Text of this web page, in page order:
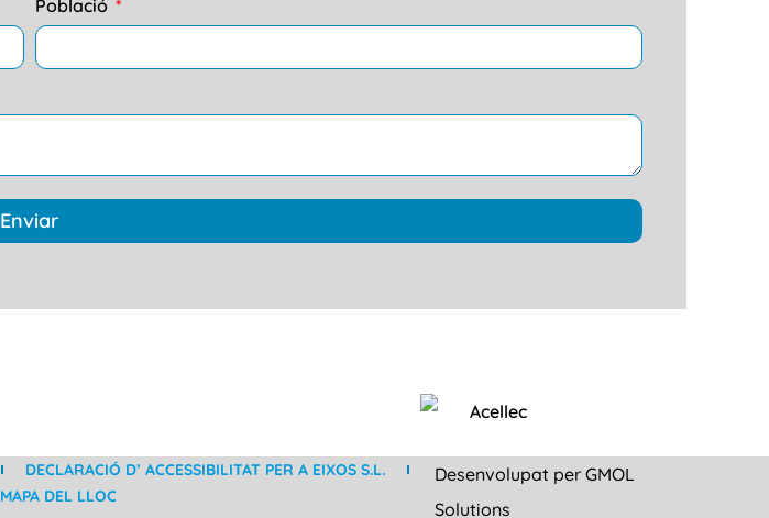
Població
Enviar
DECLARACIÓ D’ ACCESSIBILITAT PER A EIXOS S.L.
MAPA DEL LLOC
Desenvolupat per GMOL
Solutions